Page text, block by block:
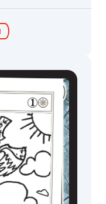
Box